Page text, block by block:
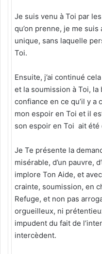
Je suis venu à Toi par
qu’on prenne, je me
unique, sans laquelle
Toi.
Ensuite, j’ai continué
et la soumission à Toi,
confiance en ce qu’il y a
mon espoir en Toi et il
son espoir en Toi ait été
Je Te présente la
misérable, d’un pauvre,
implore Ton Aide, et
crainte, soumission, en
Refuge, et non pas
orgueilleux, ni
impudent du fait de
intercèdent.